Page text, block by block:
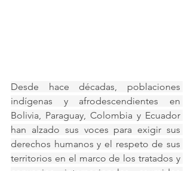
Desde hace décadas, poblaciones
indígenas y afrodescendientes en
Bolivia, Paraguay, Colombia y Ecuador
han alzado sus voces para exigir sus
derechos humanos y el respeto de sus
territorios en el marco de los tratados y